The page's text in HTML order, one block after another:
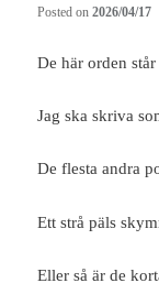
Posted on2026/04/17
De här orden
Jag ska skriva
De flesta andra
Ett strå päls
Eller så är de